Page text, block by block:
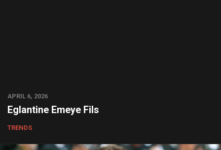
APRIL 6, 2026
Eglantine Emeye Fils
TRENDS